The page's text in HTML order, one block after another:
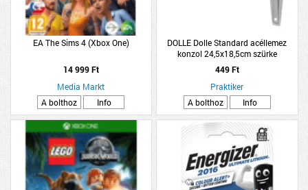
EA The Sims 4 (Xbox One)
14 999 Ft
Media Markt
A bolthoz
Info
DOLLE Dolle Standard acéllemez
konzol 24,5x18,5cm szürke
449 Ft
Praktiker
A bolthoz
Info